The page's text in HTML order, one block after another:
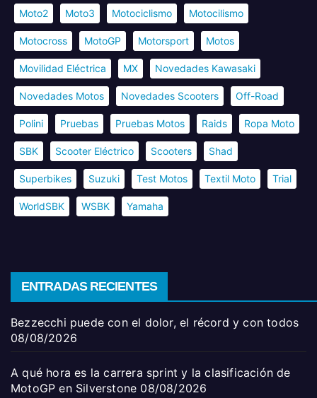
Moto2 Moto3 Motociclismo Motocilismo
Motocross MotoGP Motorsport Motos
Movilidad Eléctrica MX Novedades Kawasaki
Novedades Motos Novedades Scooters Off-Road
Polini Pruebas Pruebas Motos Raids Ropa Moto
SBK Scooter Eléctrico Scooters Shad
Superbikes Suzuki Test Motos Textil Moto Trial
WorldSBK WSBK Yamaha
ENTRADAS RECIENTES
Bezzecchi puede con el dolor, el récord y con todos
08/08/2026
A qué hora es la carrera sprint y la clasificación de
MotoGP en Silverstone 08/08/2026